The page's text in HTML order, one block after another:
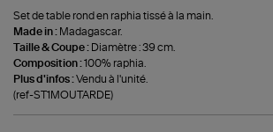
Set de table rond en raphia tissé à la main.
Made in : Madagascar.
Taille & Coupe : Diamètre : 39 cm.
Composition :100% raphia.
Plus d'infos :Vendu à l'unité.
(ref-ST1MOUTARDE)